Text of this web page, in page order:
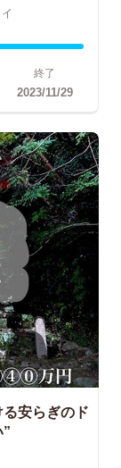
終了
2023/11/29
安らぎのド